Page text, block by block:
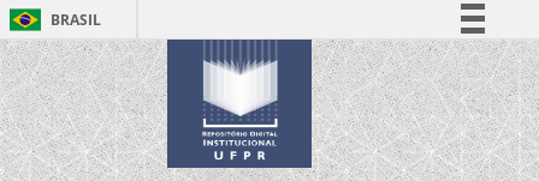
BRASIL
Simplifique!
Comunica BR
Participe
Acesso à informação